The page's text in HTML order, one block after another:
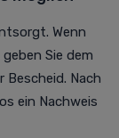
Wenn
Sie dem
Bescheid. Nach
ein Nachweis